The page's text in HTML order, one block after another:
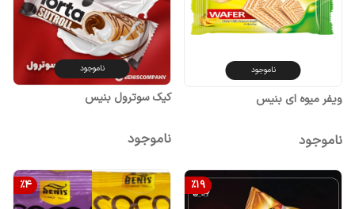
ناموجود
ویفر میوه ای بنیس
ناموجود
ناموجود
کیک سوترول بنیس
ناموجود
%19
%4